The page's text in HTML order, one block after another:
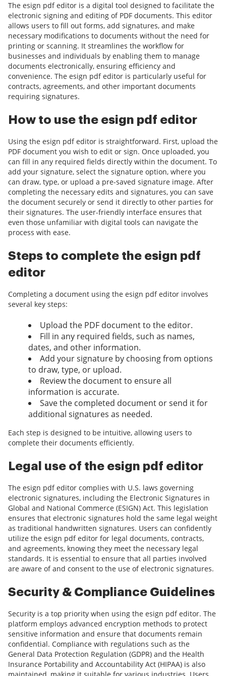
The esign pdf editor is a digital tool designed to facilitate the
electronic signing and editing of PDF documents. This editor
allows users to fill out forms, add signatures, and make
necessary modifications to documents without the need for
printing or scanning. It streamlines the workflow for
businesses and individuals by enabling them to manage
documents electronically, ensuring efficiency and
convenience. The esign pdf editor is particularly useful for
contracts, agreements, and other important documents
requiring signatures.
How to use the esign pdf editor
Using the esign pdf editor is straightforward. First, upload the
PDF document you wish to edit or sign. Once uploaded, you
can fill in any required fields directly within the document. To
add your signature, select the signature option, where you
can draw, type, or upload a pre-saved signature image. After
completing the necessary edits and signatures, you can save
the document securely or send it directly to other parties for
their signatures. The user-friendly interface ensures that
even those unfamiliar with digital tools can navigate the
process with ease.
Steps to complete the esign pdf
editor
Completing a document using the esign pdf editor involves
several key steps:
Upload the PDF document to the editor.
Fill in any required fields, such as names,
dates, and other information.
Add your signature by choosing from options
to draw, type, or upload.
Review the document to ensure all
information is accurate.
Save the completed document or send it for
additional signatures as needed.
Each step is designed to be intuitive, allowing users to
complete their documents efficiently.
Legal use of the esign pdf editor
The esign pdf editor complies with U.S. laws governing
electronic signatures, including the Electronic Signatures in
Global and National Commerce (ESIGN) Act. This legislation
ensures that electronic signatures hold the same legal weight
as traditional handwritten signatures. Users can confidently
utilize the esign pdf editor for legal documents, contracts,
and agreements, knowing they meet the necessary legal
standards. It is essential to ensure that all parties involved
are aware of and consent to the use of electronic signatures.
Security & Compliance Guidelines
Security is a top priority when using the esign pdf editor. The
platform employs advanced encryption methods to protect
sensitive information and ensure that documents remain
confidential. Compliance with regulations such as the
General Data Protection Regulation (GDPR) and the Health
Insurance Portability and Accountability Act (HIPAA) is also